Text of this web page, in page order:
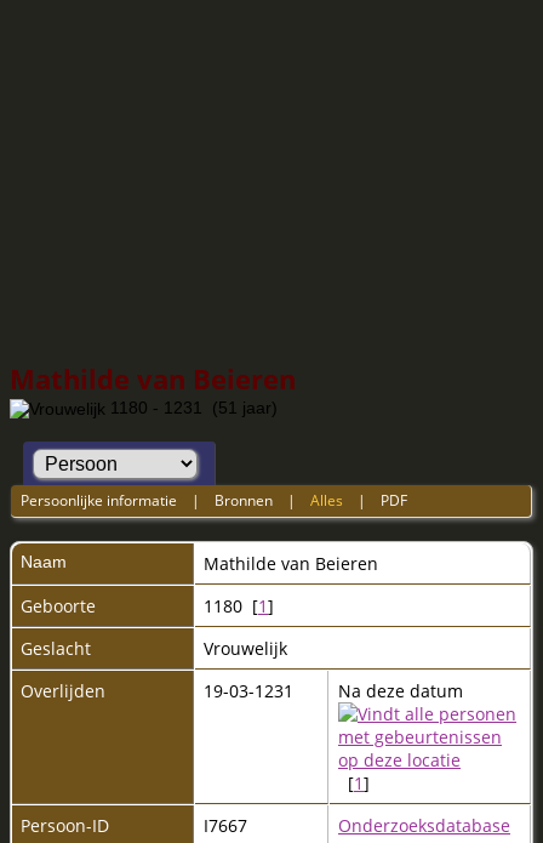
Mathilde van Beieren
1180 - 1231 (51 jaar)
Persoonlijke informatie | Bronnen |Alles | PDF
Naam Mathilde van Beieren
Geboorte
1180 [1]
Geslacht
Vrouwelijk
Overlijden
19-03-1231 Na deze datum
[1]
Persoon-ID
I7667
Onderzoeksdatabase